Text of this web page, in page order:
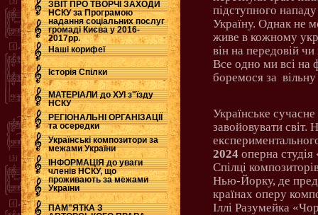
ЗВІТ ПРО ТВОРЧІ ЗАХОДИ
НСКУ за Програмою
надання соціальних послуг
громаді Києва у 2016-
2017рр.
.
Наші корифеї
Історія Спілки
МАТЕРІАЛИ до ХУІ з"їзду
НСКУ
РЕГІОНАЛЬНІ ОРГАНІЗАЦІЇ
та осередки
Українські композитори за
межами України
ІНФОРМАЦІЯ до уваги
членів НСКУ, що
проживають за межами
України
ПАМ"ЯТКА З
підступного
Україну. Однак не
живе в кожному
він на передовій
Все одно ми всі на
боремося за
Українське
завойовувати світ.
2024 оперна студія
Спілці
Нью-Йорку, де
країнах оперу
Іллі Разумейка